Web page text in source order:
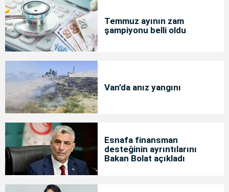
Temmuz ayının zam
şampiyonu belli oldu
Van’da anız yangını
Esnafa finansman
desteğinin ayrıntılarını
Bakan Bolat açıkladı